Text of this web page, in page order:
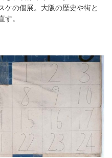
ケの個展。大阪の歴史や街と
す。